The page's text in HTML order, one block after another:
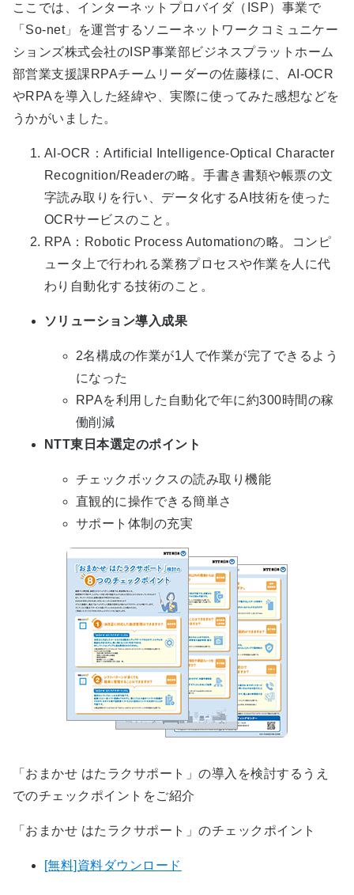
ここでは、インターネットプロバイダ（ISP）事業で
「So-net」を運営するソニーネットワークコミュニケー
ションズ株式会社のISP事業部ビジネスプラットホーム
部営業支援課RPAチームリーダーの佐藤様に、AI-OCR
やRPAを導入した経緯や、実際に使ってみた感想などを
うかがいました。
AI-OCR ：Artificial Intelligence-Optical Character
Recognition/Readerの略。手書き書類や帳票の文
字読み取りを行い、データ化するAI技術を使った
OCRサービスのこと。
RPA ： Robotic Process Automationの略。コンピ
ュータ上で行われる業務プロセスや作業を人に代
わり自動化する技術のこと。
ソリューション導入成果
2名構成の作業が1人で作業が完了できるよう
になった
RPAを利用した自動化で年に約300時間の稼
働削減
NTT東日本選定のポイント
チェックボックスの読み取り機能
直観的に操作できる簡単さ
サポート体制の充実
「おまかせ はたラクサポート」の導入を検討するうえ
でのチェックポイントをご紹介
「おまかせ はたラクサポート」のチェックポイント
[無料]資料ダウンロード